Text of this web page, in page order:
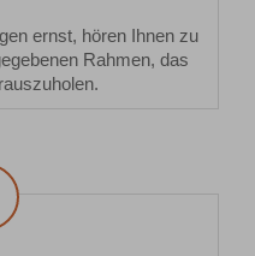
ernst, hören Ihnen zu
Rahmen, das